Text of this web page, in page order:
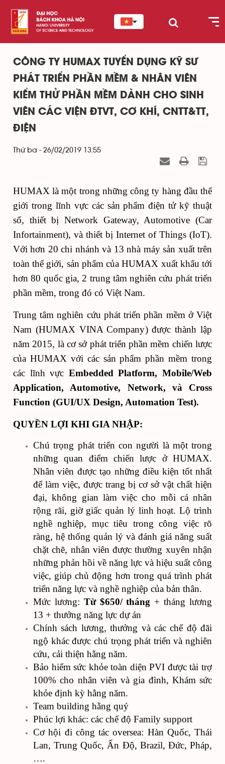
CÔNG TY HUMAX TUYỂN DỤNG KỸ SƯ
PHÁT TRIỂN PHẦN MỀM & NHÂN VIÊN
KIỂM THỬ PHẦN MỀM DÀNH CHO SINH
VIÊN CÁC VIỆN ĐTVT, CƠ KHÍ, CNTT&TT,
ĐIỆN
Thứ ba - 26/02/2019 13:55
HUMAX là một trong những công ty hàng đầu thế
giới trong lĩnh vực các sản phẩm điện tử kỹ thuật
số, thiết bị Network Gateway, Automotive (Car
Infortainment), và thiết bị Internet of Things (IoT).
Với hơn 20 chi nhánh và 13 nhà máy sản xuất trên
toàn thế giới, sản phẩm của HUMAX xuất khẩu tới
hơn 80 quốc gia, 2 trung tâm nghiên cứu phát triển
phần mềm, trong đó có Việt Nam.
Trung tâm nghiên cứu phát triển phần mềm ở Việt
Nam (HUMAX VINA Company) được thành lập
năm 2015, là cơ sở phát triển phần mềm chiến lược
của HUMAX với các sản phẩm phần mềm trong
các lĩnh vực Embedded Platform, Mobile/Web
Application, Automotive, Network, và Cross
Function (GUI/UX Design, Automation Test).
QUYỀN LỢI KHI GIA NHẬP:
Chú trọng phát triển con người là một trong
những quan điểm chiến lược ở HUMAX.
Nhân viên được tạo những điều kiện tốt nhất
để làm việc, được trang bị cơ sở vật chất hiện
đại, không gian làm việc cho mỗi cá nhân
rộng rãi, giờ giấc quản lý linh hoạt. Lộ trình
nghề nghiệp, mục tiêu trong công việc rõ
ràng, hệ thống quản lý và đánh giá năng suất
chặt chẽ, nhân viên được thường xuyên nhận
những phản hồi về năng lực và hiệu suất công
việc, giúp chủ động hơn trong quá trình phát
triển năng lực và nghề nghiệp của bản thân.
Mức lương: Từ $650/ tháng + tháng lương
13 + thưởng năng lực dự án
Chính sách lương, thưởng và các chế độ đãi
ngộ khác được chú trọng phát triển và nghiên
cứu, cải thiện hằng năm.
Bảo hiểm sức khỏe toàn diện PVI được tài trợ
100% cho nhân viên và gia đình, Khám sức
khỏe định kỳ hằng năm.
Team building hằng quý
Phúc lợi khác: các chế độ Family support
Cơ hội đi công tác oversea: Hàn Quốc, Thái
Lan, Trung Quốc, Ấn Độ, Brazil, Đức, Pháp,
….